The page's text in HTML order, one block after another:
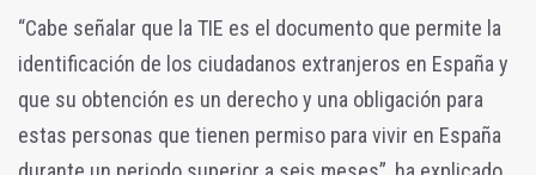
“Cabe señalar que la TIE es el documento que permite la
identificación de los ciudadanos extranjeros en España y
que su obtención es un derecho y una obligación para
estas personas que tienen permiso para vivir en España